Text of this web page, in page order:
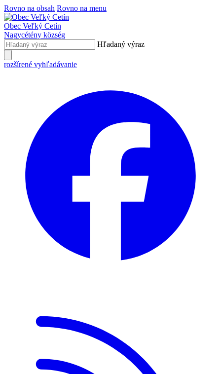
Rovno na obsah Rovno na menu
Obec Veľký Cetín
Nagycétény község
Hľadaný výraz
rozšírené vyhľadávanie